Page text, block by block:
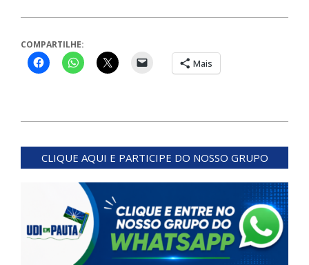
COMPARTILHE:
Mais
09-
CLIQUE AQUI E PARTICIPE DO NOSSO GRUPO